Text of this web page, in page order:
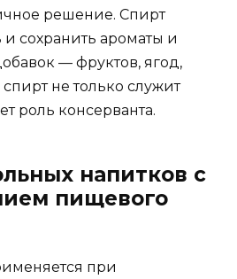
решение. Спирт
и сохранить ароматы и
— фруктов, ягод,
спирт не только служит
роль консерванта.
напитков с
пищевого
при